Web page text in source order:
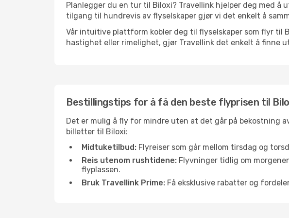
Planlegger du en tur til Biloxi? Travellink hjelper deg med
tilgang til hundrevis av flyselskaper gjør vi det enkelt å
Vår intuitive plattform kobler deg til flyselskaper som flyr til
hastighet eller rimelighet, gjør Travellink det enkelt å finne
Bestillingstips for å få den beste flyprisen til
Det er mulig å fly for mindre uten at det går på bekostning
billetter til Biloxi:
Midtuketilbud: Flyreiser som går mellom tirsdag og
Reis utenom rushtidene: Flyvninger tidlig om
flyplassen.
Bruk Travellink Prime: Få eksklusive rabatter og